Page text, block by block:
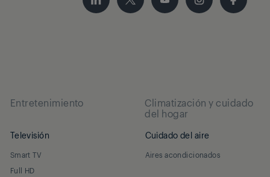
Entretenimiento
Televisión
Smart TV
Full HD
Climatización y cuidado
del hogar
Cuidado del aire
Aires acondicionados